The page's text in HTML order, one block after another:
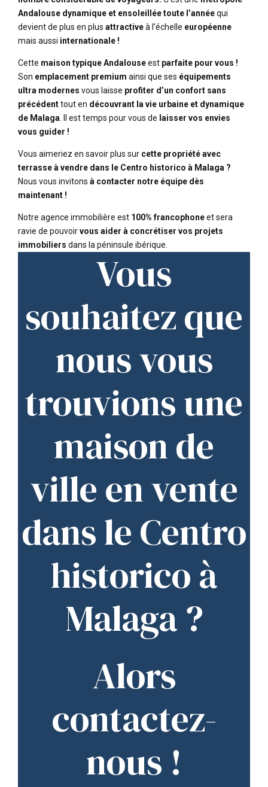
Andalouse dynamique et ensoleillée toute l’annéequi
devient de plus en plus attractiveà l’échelle européenne
mais aussi internationale !
Cette maison typique Andalouseest parfaite pour vous !
Son emplacement premium ainsi que ses équipements
ultra modernes vous laisse profiter d’un confort sans
précédenttout en découvrant la vie urbaine et dynamique
de Malaga . Il est temps pour vous de laisser vos envies
vous guider !
Vous aimeriez en savoir plus sur cette propriété avec
terrasse à vendre dans le Centro historico à Malaga ?
Nous vous invitons à contacter notre équipe dès
maintenant !
Notre agence immobilière est 100% francophoneet sera
ravie de pouvoirvous aider à concrétiser vos projets
immobiliers dans la péninsule ibérique.
Vous
souhaitez que
nous vous
trouvions une
maison de
ville en vente
dans le Centro
historico à
Malaga ?
Alors
contactez-
nous !